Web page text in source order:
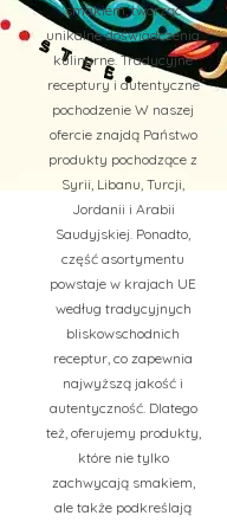
smakiem, tworząc
unikalne doświadczenia
kulinarne. Tradycyjne
receptury i autentyczne
pochodzenie W naszej
ofercie znajdą Państwo
produkty pochodzące z
Syrii, Libanu, Turcji,
Jordanii i Arabii
Saudyjskiej. Ponadto,
część asortymentu
powstaje w krajach UE
według tradycyjnych
bliskowschodnich
receptur, co zapewnia
najwyższą jakość i
autentyczność. Dlatego
też, oferujemy produkty,
które nie tylko
zachwycają smakiem,
ale także podkreślają